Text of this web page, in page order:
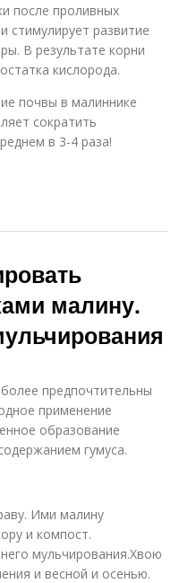
после проливных
стимулирует развитие
В результате корни
кислорода.
почвы в малиннике
сократить
в 3-4 раза!
малину.
предпочтительны
применение
образование
гумуса.
Ими малину
и компост.
мульчирования.Хвою
и весной и осенью.